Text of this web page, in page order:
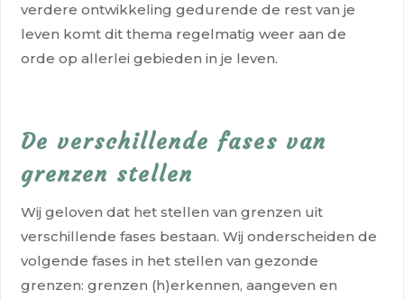
verdere ontwikkeling gedurende de rest van je
leven komt dit thema regelmatig weer aan de
orde op allerlei gebieden in je leven.
De verschillende fases van
grenzen stellen
Wij geloven dat het stellen van grenzen uit
verschillende fases bestaan. Wij onderscheiden de
volgende fases in het stellen van gezonde
grenzen: grenzen (h)erkennen, aangeven en